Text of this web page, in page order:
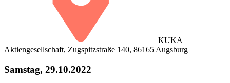
KUKA
Aktiengesellschaft, Zugspitzstraße 140, 86165 Augsburg
Samstag, 29.10.2022